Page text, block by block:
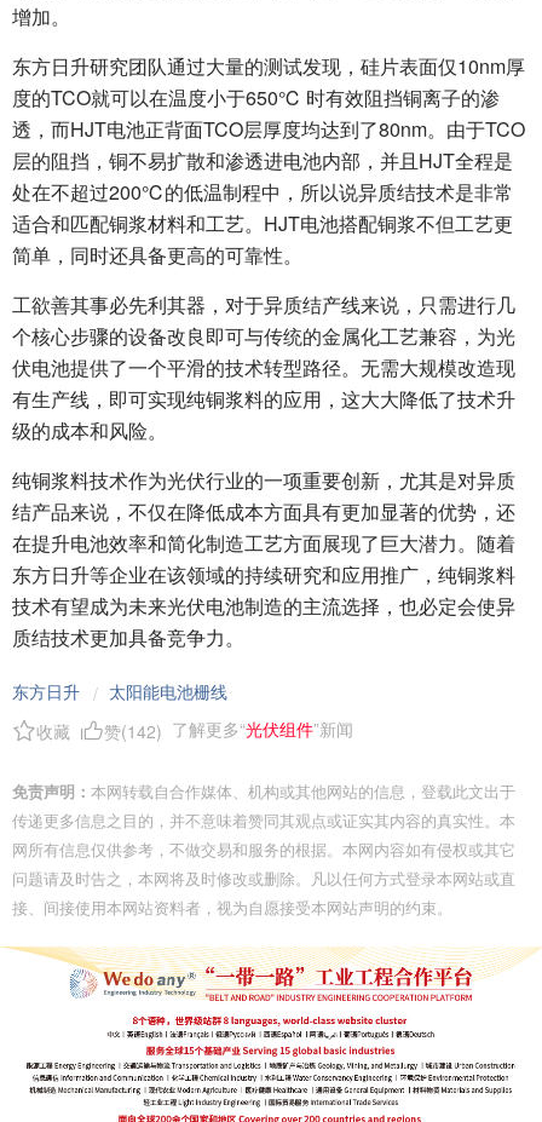
增加。
东方日升研究团队通过大量的测试发现，硅片表面仅10nm厚
度的TCO就可以在温度小于650℃ 时有效阻挡铜离子的渗
透，而HJT电池正背面TCO层厚度均达到了80nm。由于TCO
层的阻挡，铜不易扩散和渗透进电池内部，并且HJT全程是
处在不超过200℃的低温制程中，所以说异质结技术是非常
适合和匹配铜浆材料和工艺。HJT电池搭配铜浆不但工艺更
简单，同时还具备更高的可靠性。
工欲善其事必先利其器，对于异质结产线来说，只需进行几
个核心步骤的设备改良即可与传统的金属化工艺兼容，为光
伏电池提供了一个平滑的技术转型路径。无需大规模改造现
有生产线，即可实现纯铜浆料的应用，这大大降低了技术升
级的成本和风险。
纯铜浆料技术作为光伏行业的一项重要创新，尤其是对异质
结产品来说，不仅在降低成本方面具有更加显著的优势，还
在提升电池效率和简化制造工艺方面展现了巨大潜力。随着
东方日升等企业在该领域的持续研究和应用推广，纯铜浆料
技术有望成为未来光伏电池制造的主流选择，也必定会使异
质结技术更加具备竞争力。
东方日升 / 太阳能电池栅线
收藏
赞(142) 了解更多“光伏组件”新闻
免责声明： 本网转载自合作媒体、机构或其他网站的信息，登载此文出于
传递更多信息之目的，并不意味着赞同其观点或证实其内容的真实性。本
网所有信息仅供参考，不做交易和服务的根据。本网内容如有侵权或其它
问题请及时告之，本网将及时修改或删除。凡以任何方式登录本网站或直
接、间接使用本网站资料者，视为自愿接受本网站声明的约束。